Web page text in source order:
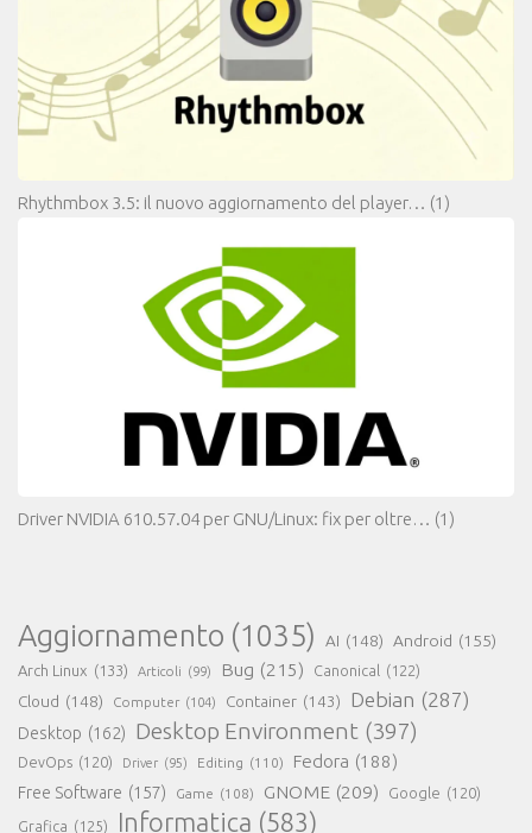
Rhythmbox 3.5: il nuovo aggiornamento del player… (1)
Driver NVIDIA 610.57.04 per GNU/Linux: fix per oltre… (1)
Aggiornamento (1035) AI (148) Android (155)
Arch Linux (133) Articoli (99) Bug (215) Canonical (122)
Cloud (148) Computer (104) Container (143) Debian (287)
Desktop (162) Desktop Environment (397)
DevOps (120) Driver (95) Editing (110) Fedora (188)
Free Software (157) Game (108) GNOME (209) Google (120)
Grafica (125) Informatica (583)